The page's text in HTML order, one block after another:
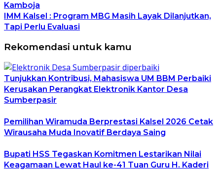
Kamboja
IMM Kalsel : Program MBG Masih Layak Dilanjutkan,
Tapi Perlu Evaluasi
Rekomendasi untuk kamu
Tunjukkan Kontribusi, Mahasiswa UM BBM Perbaiki
Kerusakan Perangkat Elektronik Kantor Desa
Sumberpasir
Pemilihan Wiramuda Berprestasi Kalsel 2026 Cetak
Wirausaha Muda Inovatif Berdaya Saing
Bupati HSS Tegaskan Komitmen Lestarikan Nilai
Keagamaan Lewat Haul ke-41 Tuan Guru H. Kaderi